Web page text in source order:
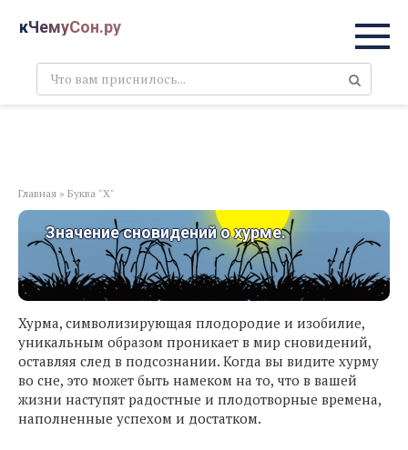
кЧемуСон.ру
Поиск:
Главная » Буква "Х"
Значение сновидений о хурме.
Хурма, символизирующая плодородие и изобилие,
уникальным образом проникает в мир сновидений,
оставляя след в подсознании. Когда вы видите хурму
во сне, это может быть намеком на то, что в вашей
жизни наступят радостные и плодотворные времена,
наполненные успехом и достатком.